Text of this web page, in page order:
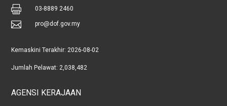
 03-8889 2460
 pro@dof.gov.my
Kemaskini Terakhir: 2026-08-02
Jumlah Pelawat: 2,038,482
AGENSI KERAJAAN